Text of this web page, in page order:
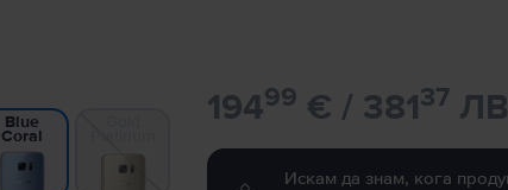
Blue
Coral
19499 € / 38137 ЛВ
Искам да знам, кога